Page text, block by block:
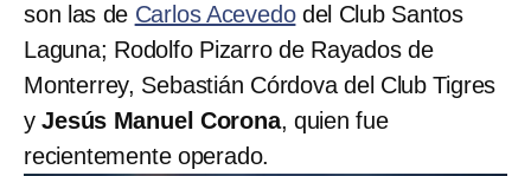
son las de Carlos Acevedodel Club Santos
Laguna; Rodolfo Pizarro de Rayados de
Monterrey, Sebastián Córdova del Club Tigres
yJesús Manuel Corona, quien fue
recientemente operado.